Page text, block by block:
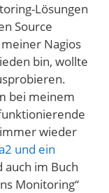
Lösungen
Source
Nagios
bin, wollte
bei meinem
wieder
und ein
auch im Buch
Monitoring“